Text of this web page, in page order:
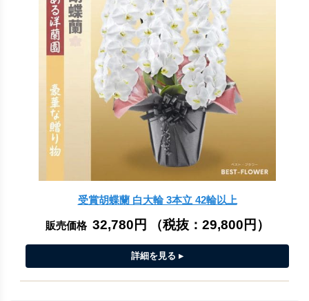
受賞胡蝶蘭 白大輪 3本立 42輪以上
販売価格 32,780円 （税抜： 29,800円 ）